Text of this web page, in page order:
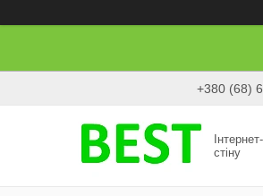
+380 (68)
стіну